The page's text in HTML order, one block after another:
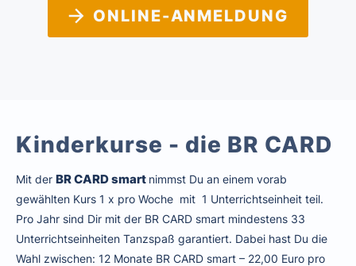
ONLINE-ANMELDUNG
Kinderkurse - die BR CARD
Mit der BR CARD smart nimmst Du an einem vorab
gewählten Kurs 1 x pro Woche mit 1 Unterrichtseinheit teil.
Pro Jahr sind Dir mit der BR CARD smart mindestens 33
Unterrichtseinheiten Tanzspaß garantiert. Dabei hast Du die
Wahl zwischen: 12 Monate BR CARD smart – 22,00 Euro pro